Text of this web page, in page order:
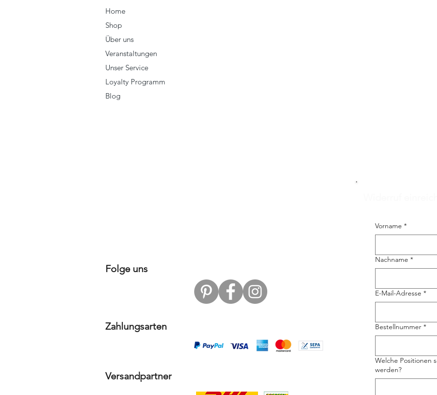
Home
Shop
Über uns
Veranstaltungen
Unser Service
Loyalty Programm
Blog
Folge uns
Zahlungsarten
Vorname *
Nachname *
E-Mail-Adresse *
Bestellnummer *
Welche Positionen
werden?
Versandpartner